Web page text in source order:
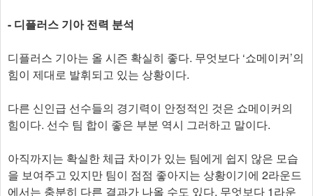
- 디플러스 기아 전력 분석
디플러스 기아는 올 시즌 확실히 좋다. 무엇보다 ‘쇼메이커’의
힘이 제대로 발휘되고 있는 상황이다.
다른 신인급 선수들의 경기력이 안정적인 것은 쇼메이커의
힘이다. 선수 팀 합이 좋은 부분 역시 그러하고 말이다.
아직까지는 확실한 체급 차이가 있는 팀에게 쉽지 않은 모습
을 보여주고 있지만 팀이 점점 좋아지는 상황이기에 2라운드
에서는 충분히 다른 결과가 나올 수도 있다. 무엇보다 1라운